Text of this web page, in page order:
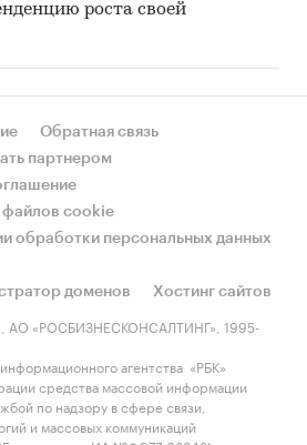
роста своей
Обратная связь
партнером
файлов cookie
обработки персональных данных
доменов
Хостинг сайтов
«РОСБИЗНЕСКОНСАЛТИНГ», 1995-
агентства «РБК»
средства массовой информации
по надзору в сфере связи,
и массовых коммуникаций